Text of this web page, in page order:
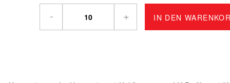
- + IN DEN